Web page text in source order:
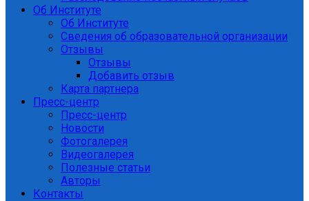
Об Институте
Об Институте
Сведения об образовательной организации
Отзывы
Отзывы
Добавить отзыв
Карта партнера
Пресс-центр
Пресс-центр
Новости
Фотогалерея
Видеогалерея
Полезные статьи
Авторы
Контакты